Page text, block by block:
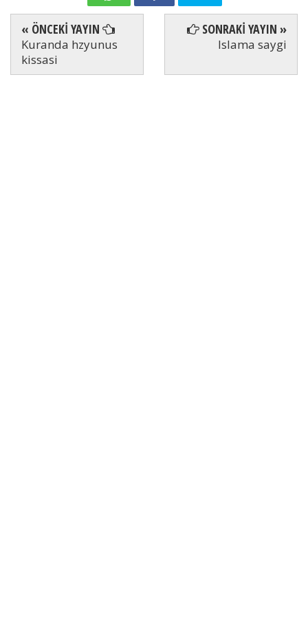
« ÖNCEKİ YAYIN
Kuranda hzyunus
kissasi
SONRAKİ YAYIN »
Islama saygi